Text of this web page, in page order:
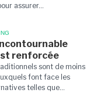
assurer...
renforcée
sont de moins
font face les
telles que...